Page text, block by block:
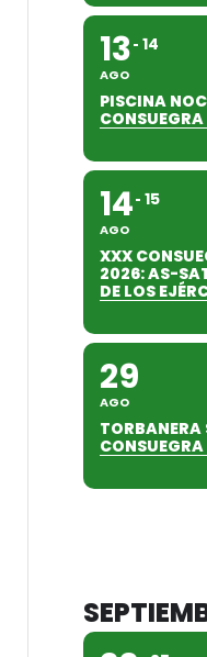
13
AGO
14
PISCINA
CONSUEGRA
14
AGO
15
XXX
2026: AS-
DE LOS
29
AGO
TORBANERA